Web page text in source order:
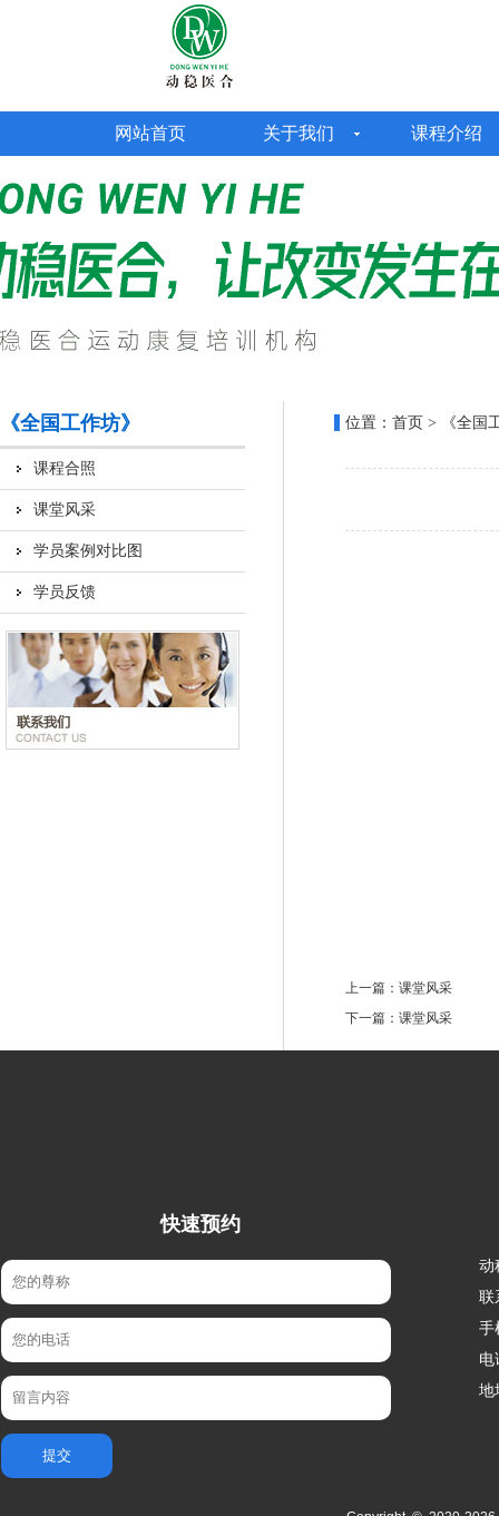
网站首页 关于我们 课程介绍
《全国工作坊》
课程合照
课堂风采
学员案例对比图
学员反馈
位置： 首页 > 《全国
上一篇： 课堂风采
下一篇： 课堂风采
快速预约
动
联
手
电
地